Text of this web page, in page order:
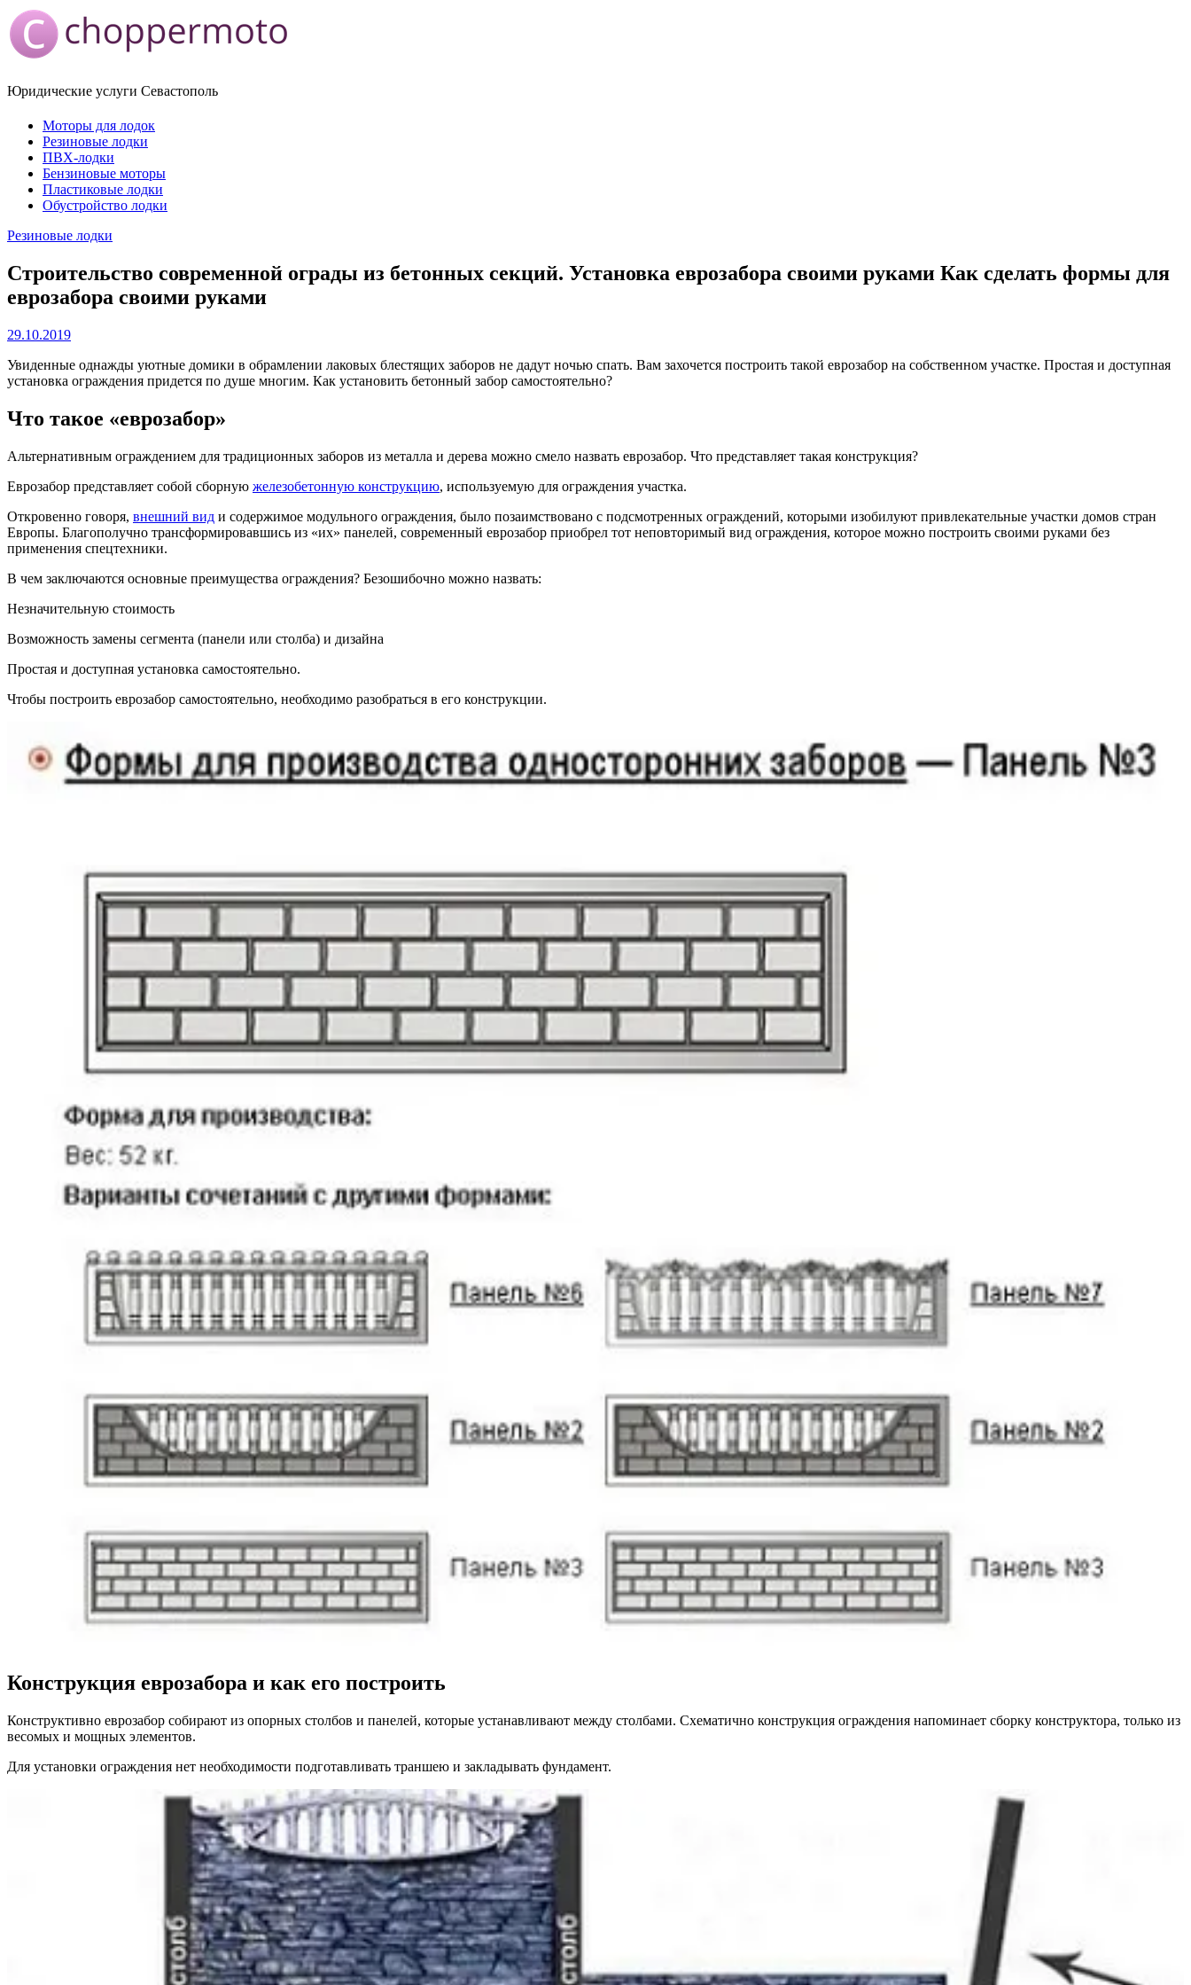
Юридические услуги Севастополь
Моторы для лодок
Резиновые лодки
ПВХ-лодки
Бензиновые моторы
Пластиковые лодки
Обустройство лодки
Резиновые лодки
Строительство современной ограды из бетонных секций. Установка еврозабора своими руками Как сделать формы для
еврозабора своими руками
29.10.2019
Увиденные однажды уютные домики в обрамлении лаковых блестящих заборов не дадут ночью спать. Вам захочется построить такой еврозабор на собственном участке. Простая и доступная
установка ограждения придется по душе многим. Как установить бетонный забор самостоятельно?
Что такое «еврозабор»
Альтернативным ограждением для традиционных заборов из металла и дерева можно смело назвать еврозабор. Что представляет такая конструкция?
Еврозабор представляет собой сборную железобетонную конструкцию, используемую для ограждения участка.
Откровенно говоря, внешний вид и содержимое модульного ограждения, было позаимствовано с подсмотренных ограждений, которыми изобилуют привлекательные участки домов стран
Европы. Благополучно трансформировавшись из «их» панелей, современный еврозабор приобрел тот неповторимый вид ограждения, которое можно построить своими руками без
применения спецтехники.
В чем заключаются основные преимущества ограждения? Безошибочно можно назвать:
Незначительную стоимость
Возможность замены сегмента (панели или столба) и дизайна
Простая и доступная установка самостоятельно.
Чтобы построить еврозабор самостоятельно, необходимо разобраться в его конструкции.
Конструкция еврозабора и как его построить
Конструктивно еврозабор собирают из опорных столбов и панелей, которые устанавливают между столбами. Схематично конструкция ограждения напоминает сборку конструктора, только из
весомых и мощных элементов.
Для установки ограждения нет необходимости подготавливать траншею и закладывать фундамент.